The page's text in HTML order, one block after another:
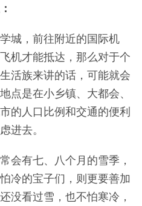
城，前往附近的国际机
机才能抵达，那么对于个
活族来讲的话，可能就会
点是在小乡镇、大都会、
的人口比例和交通的便利
进去。
会有七、八个月的雪季，
冷的宝子们，则更要善加
没看过雪，也不怕寒冷，